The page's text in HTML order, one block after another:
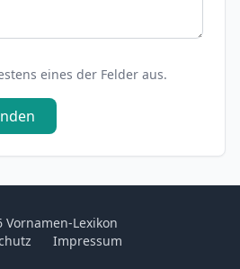
eines der Felder aus.
Vornamen-Lexikon
Impressum